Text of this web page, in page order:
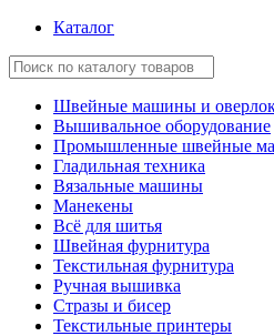
Каталог
Швейные машины и
Вышивальное оборудование
Промышленные швейные
Гладильная техника
Вязальные машины
Манекены
Всё для шитья
Швейная фурнитура
Текстильная фурнитура
Ручная вышивка
Стразы и бисер
Текстильные принтеры